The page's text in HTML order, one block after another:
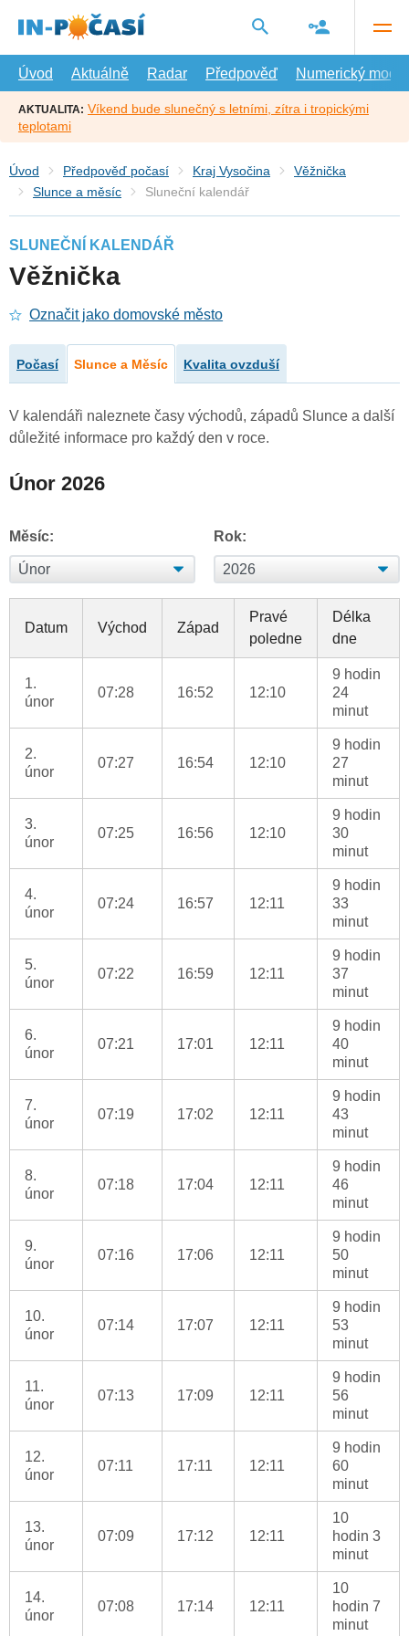
hlavní
Úvod
Aktuálně Radar Předpověď Numerický model
AKTUALITA: Víkend bude slunečný s letními, zítra i tropickými
teplotami
Úvod Předpověď počasí Kraj Vysočina
Věžnička
Slunce a měsíc
Sluneční kalendář
SLUNEČNÍ KALENDÁŘ
Věžnička
Označit jako domovské město
Počasí Slunce a Měsíc Kvalita ovzduší
V kalendáři naleznete časy východů, západů Slunce a další
důležité informace pro každý den v roce.
Únor 2026
Měsíc: Rok:
Datum Východ Západ
Pravé
poledne
Délka
dne
1.
únor
07:28 16:52 12:10
9 hodin
24
minut
2.
únor
07:27 16:54 12:10
9 hodin
27
minut
3.
únor
07:25 16:56 12:10
9 hodin
30
minut
4.
únor
07:24 16:57 12:11
9 hodin
33
minut
5.
únor
07:22 16:59 12:11
9 hodin
37
minut
6.
únor
07:21 17:01 12:11
9 hodin
40
minut
7.
únor
07:19 17:02 12:11
9 hodin
43
minut
8.
únor
07:18 17:04 12:11
9 hodin
46
minut
9.
únor
07:16 17:06 12:11
9 hodin
50
minut
10.
únor
07:14 17:07 12:11
9 hodin
53
minut
11.
únor
07:13 17:09 12:11
9 hodin
56
minut
12.
únor
07:11 17:11 12:11
9 hodin
60
minut
13.
únor
07:09 17:12 12:11
10
hodin 3
minut
14.
únor
07:08 17:14 12:11
10
hodin 7
minut